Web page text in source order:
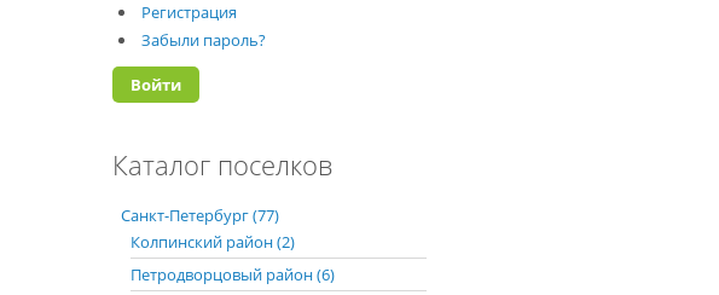
Регистрация
Забыли пароль?
Каталог поселков
Санкт-Петербург (77)
Колпинский район (2)
Петродворцовый район (6)